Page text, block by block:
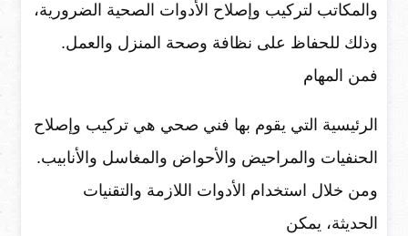
والمكاتب لتركيب وإصلاح الأدوات الصحية الضرورية،
وذلك للحفاظ على نظافة وصحة المنزل والعمل.
فمن المهام
الرئيسية التي يقوم بها فني صحي هي تركيب وإصلاح
الحنفيات والمراحيض والأحواض والمغاسل والأنابيب.
ومن خلال استخدام الأدوات اللازمة والتقنيات
الحديثة، يمكن